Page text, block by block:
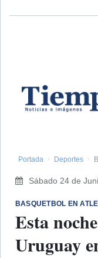
Portada Deportes
Sábado 24 de
BASQUETBOL EN
Esta
Uruguay